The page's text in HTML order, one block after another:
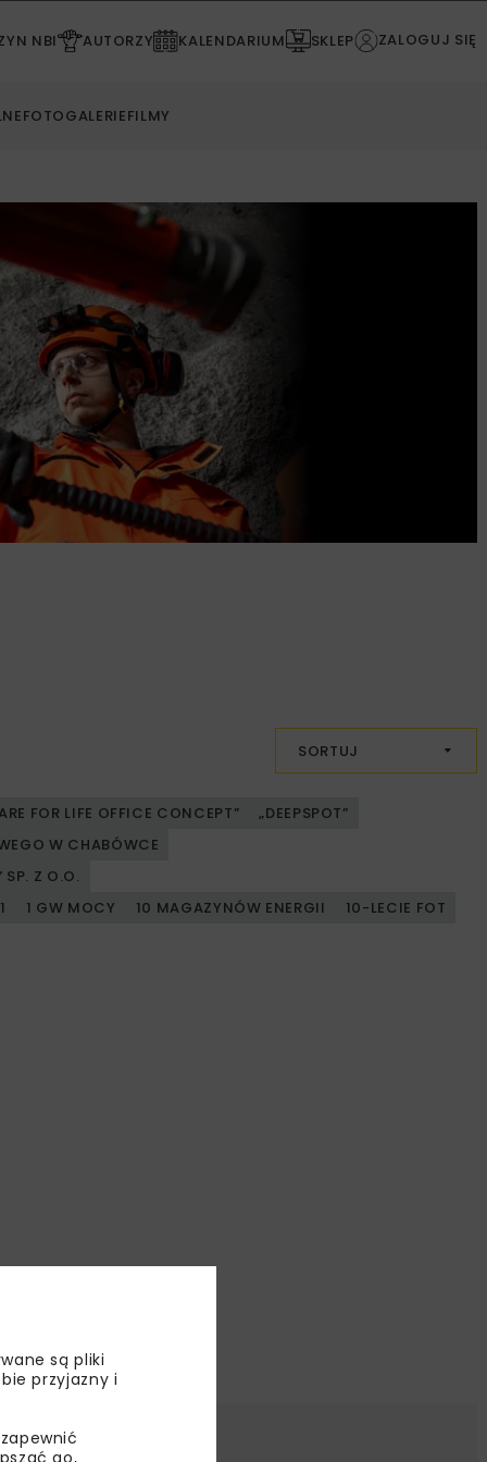
NBI AUTORZY KALENDARIUM SKLEP ZALOGUJ SIĘ
FOTOGALERIEFILMY
SORTUJ
FOR LIFE OFFICE CONCEPT”
„DEEPSPOT”
W CHABÓWCE
SP. Z O.O.
1 1 GW MOCY 10 MAGAZYNÓW ENERGII
10-LECIE FOT
są pliki
przyjazny i
go,